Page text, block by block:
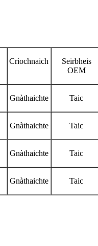
Crìochnaich
Seirbheis
OEM
Gnàthaichte Taic
Gnàthaichte Taic
Gnàthaichte Taic
Gnàthaichte Taic